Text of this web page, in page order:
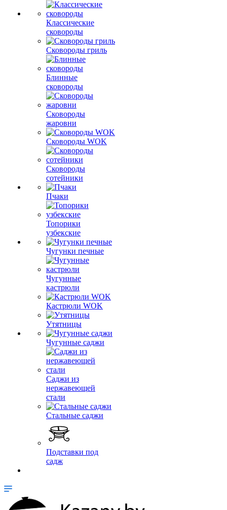
Классические
сковороды
Сковороды гриль
Блинные
сковороды
Сковороды
жаровни
Сковороды WOK
Сковороды
сотейники
Пчаки
Топорики
узбекские
Чугунки печные
Чугунные
кастрюли
Кастрюли WOK
Утятницы
Чугунные саджи
Саджи из
нержавеющей
стали
Стальные саджи
Подставки под
садж